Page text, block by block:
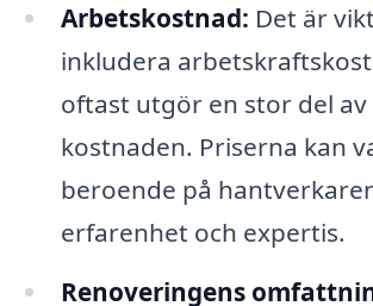
Arbetskostnad: Det är
inkludera
oftast utgör en stor del
kostnaden. Priserna kan
beroende på
erfarenhet och expertis.
Renoveringens